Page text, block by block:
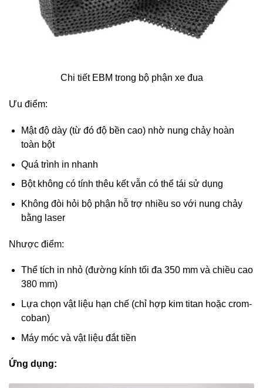
Chi tiết EBM trong bộ phận xe đua
Ưu điểm:
Mật độ dày (từ đó độ bền cao) nhờ nung chảy hoàn
toàn bột
Quá trình in nhanh
Bột không có tính thêu kết vẫn có thể tái sử dụng
Không đòi hỏi bộ phận hỗ trợ nhiều so với nung chảy
bằng laser
Nhược điểm:
Thể tích in nhỏ (đường kính tối đa 350 mm và chiều cao
380 mm)
Lựa chọn vật liệu hạn chế (chỉ hợp kim titan hoặc crom-
coban)
Máy móc và vật liệu đắt tiền
Ứng dụng: